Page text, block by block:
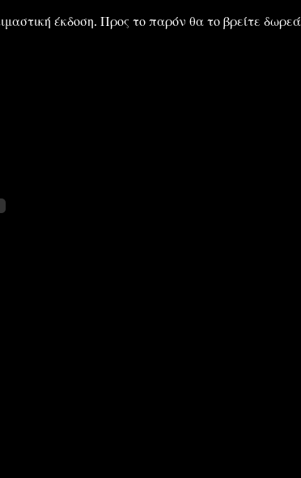
έκδοση. Προς το παρόν θα το βρείτε